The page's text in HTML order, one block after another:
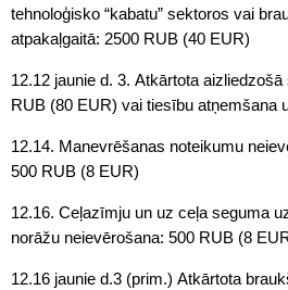
tehnoloģisko “kabatu” sektoros vai
atpakaļgaitā: 2500 RUB (40 EUR)
12.12 jaunie d. 3. Atkārtota
RUB (80 EUR) vai tiesību atņemšana
12.14. Manevrēšanas noteikumu
500 RUB (8 EUR)
12.16. Ceļazīmju un uz ceļa seguma
norāžu neievērošana: 500 RUB (8
12.16 jaunie d.3 (prim.) Atkārtota